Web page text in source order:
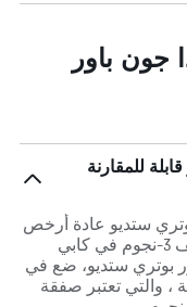
جون باور
للمقارنة
ستديو عادة أرخص
بنسبة 53% عن المعدل لفنادق ذات تصنيف 3-نجوم في كابي
بوتري ستديو، ضع في
162 ﷼في الليلة ، والتي تعتبر صفقة